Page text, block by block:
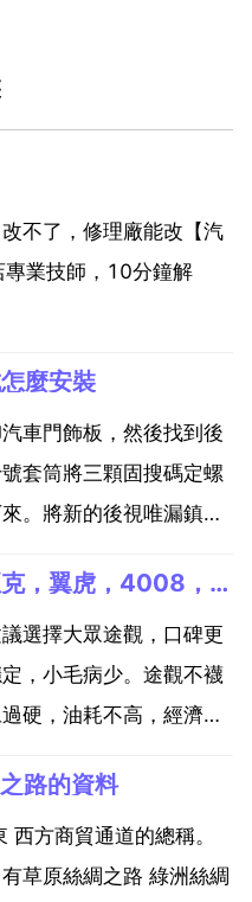
不了，修理廠能改【汽
業技師，10分鐘解
麼安裝
車門飾板，然後找到後
套筒將三顆固搜碼定螺
。將新的後視唯漏鎮鏡
要專業的工具和技巧，
維修店或大眾授權經銷
途觀絲綢之路版，科迪亞克，翼虎，4008，怎麼選
選擇大眾途觀，口碑更
，小毛病少。途觀不襪
硬，油耗不高，經濟實
款車子相對比而言，建
非常不錯的銷量方面也
路的資料
方商貿通道的總稱。
草原絲綢之路 綠洲絲綢